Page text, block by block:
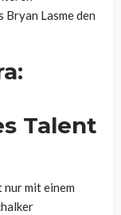
Lasme den
Talent
mit einem